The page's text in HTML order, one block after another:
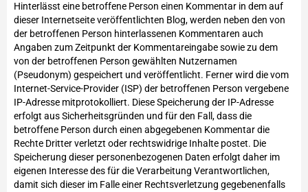
Hinterlässt eine betroffene Person einen Kommentar in dem auf
dieser Internetseite veröffentlichten Blog, werden neben den von
der betroffenen Person hinterlassenen Kommentaren auch
Angaben zum Zeitpunkt der Kommentareingabe sowie zu dem
von der betroffenen Person gewählten Nutzernamen
(Pseudonym) gespeichert und veröffentlicht. Ferner wird die vom
Internet-Service-Provider (ISP) der betroffenen Person vergebene
IP-Adresse mitprotokolliert. Diese Speicherung der IP-Adresse
erfolgt aus Sicherheitsgründen und für den Fall, dass die
betroffene Person durch einen abgegebenen Kommentar die
Rechte Dritter verletzt oder rechtswidrige Inhalte postet. Die
Speicherung dieser personenbezogenen Daten erfolgt daher im
eigenen Interesse des für die Verarbeitung Verantwortlichen,
damit sich dieser im Falle einer Rechtsverletzung gegebenenfalls